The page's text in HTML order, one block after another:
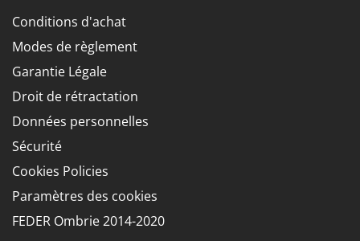
Conditions d'achat
Modes de règlement
Garantie Légale
Droit de rétractation
Données personnelles
Sécurité
Cookies Policies
Paramètres des cookies
FEDER Ombrie 2014-2020